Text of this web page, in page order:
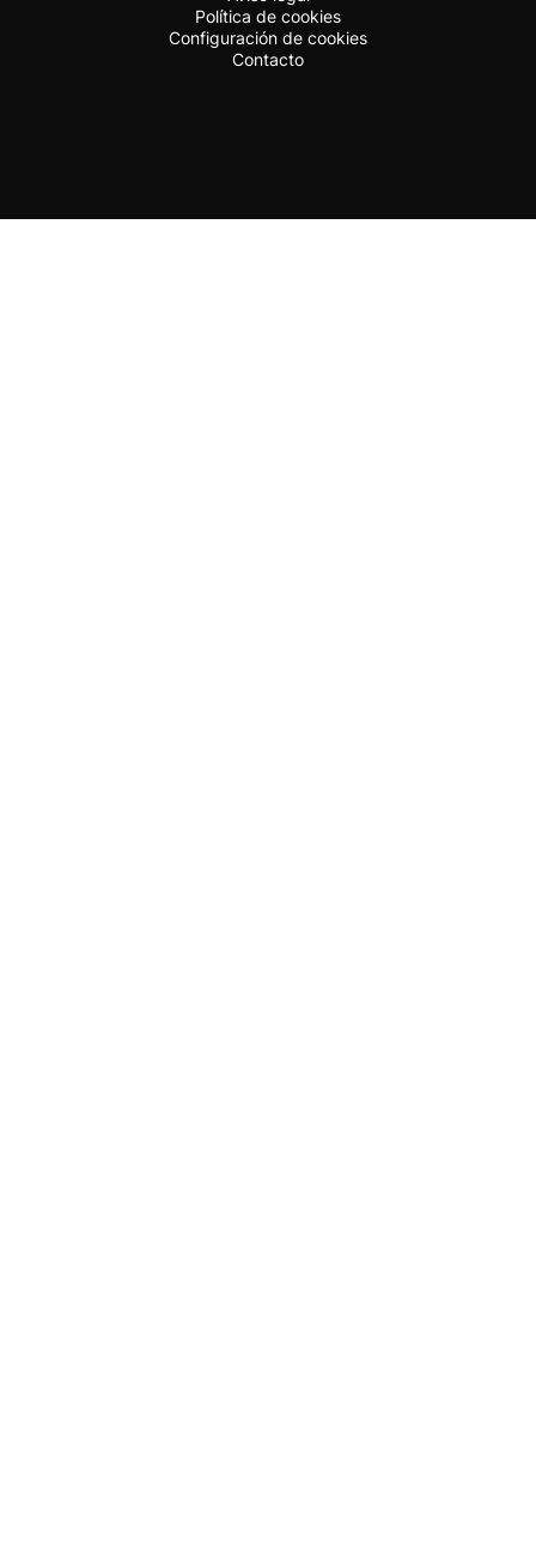
Política de cookies
Configuración de cookies
Contacto